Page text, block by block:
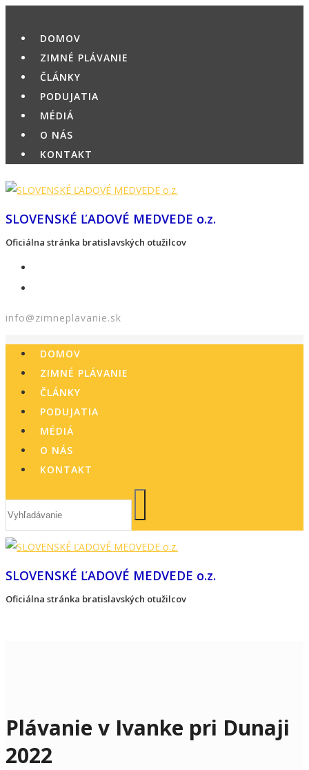
content
DOMOV
ZIMNÉ PLÁVANIE
ČLÁNKY
PODUJATIA
MÉDIÁ
O NÁS
KONTAKT
SLOVENSKÉ ĽADOVÉ MEDVEDE o.z.
Oficiálna stránka bratislavských otužilcov
info@zimneplavanie.sk
DOMOV
ZIMNÉ PLÁVANIE
ČLÁNKY
PODUJATIA
MÉDIÁ
O NÁS
KONTAKT
SLOVENSKÉ ĽADOVÉ MEDVEDE o.z.
Oficiálna stránka bratislavských otužilcov
Plávanie v Ivanke pri Dunaji
2022